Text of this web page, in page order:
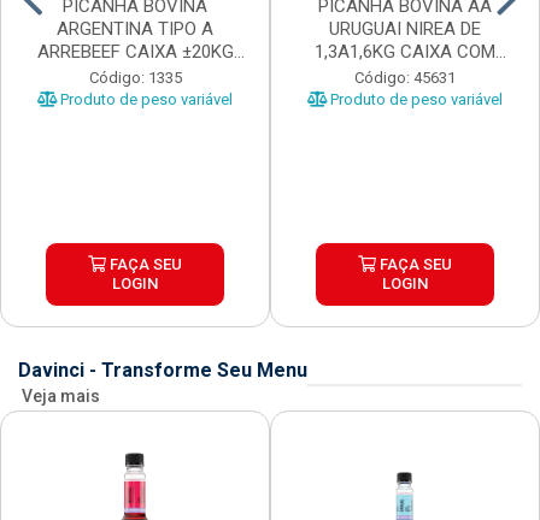
PICANHA BOVINA
ARGENTINA TIPO A
ARREBEEF CAIXA ±20KG
PEÇAS 1...
Código: 1335
Produto de peso variável
FAÇA SEU
LOGIN
PICANHA BOVINA AA
URUGUAI NIREA DE
1,3A1,6KG CAIXA COM
±15KG
Código: 45631
Produto de peso variável
FAÇA SEU
LOGIN
Davinci - Transforme Seu Menu
Veja mais